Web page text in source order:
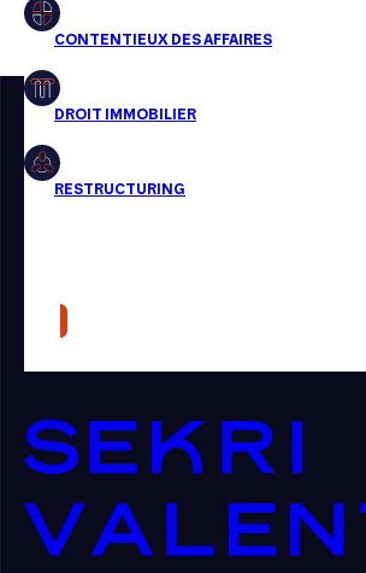
Droit immobilier
Restructuring
Presse
Aucun résultats pour cette recherche